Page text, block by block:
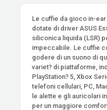
Le cuffie da gioco in-ear
dotate di driver ASUS
siliconica liquida (LSR)
impeccabile. Le cuffie
godere di un suono di
variet? di piattaforme,
PlayStation? 5, Xbox
telefoni cellulari, PC,
le alette e gli auricolari
per un maggiore